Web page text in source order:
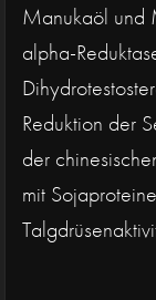
Manukaöl und
alpha-
Reduktion der
der
mit